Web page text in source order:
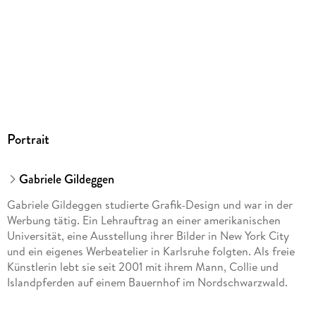
Portrait
Gabriele Gildeggen
Gabriele Gildeggen studierte Grafik-Design und war in der
Werbung tätig. Ein Lehrauftrag an einer amerikanischen
Universität, eine Ausstellung ihrer Bilder in New York City
und ein eigenes Werbeatelier in Karlsruhe folgten. Als freie
Künstlerin lebt sie seit 2001 mit ihrem Mann, Collie und
Islandpferden auf einem Bauernhof im Nordschwarzwald.